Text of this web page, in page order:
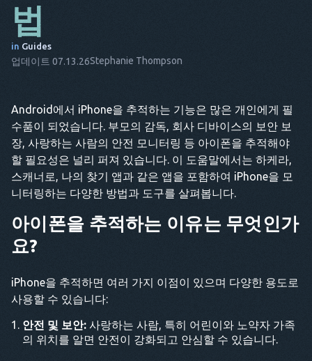
ES
PT
HE
법
in Guides
업데이트 07.13.26Stephanie Thompson
Android에서 iPhone을 추적하는 기능은 많은 개인에게 필
수품이 되었습니다. 부모의 감독, 회사 디바이스의 보안 보
장, 사랑하는 사람의 안전 모니터링 등 아이폰을 추적해야
할 필요성은 널리 퍼져 있습니다. 이 도움말에서는 하케라,
스캐너로, 나의 찾기 앱과 같은 앱을 포함하여 iPhone을 모
니터링하는 다양한 방법과 도구를 살펴봅니다.
아이폰을 추적하는 이유는 무엇인가
요?
iPhone을 추적하면 여러 가지 이점이 있으며 다양한 용도로
사용할 수 있습니다:
안전 및 보안: 사랑하는 사람, 특히 어린이와 노약자 가족
의 위치를 알면 안전이 강화되고 안심할 수 있습니다.